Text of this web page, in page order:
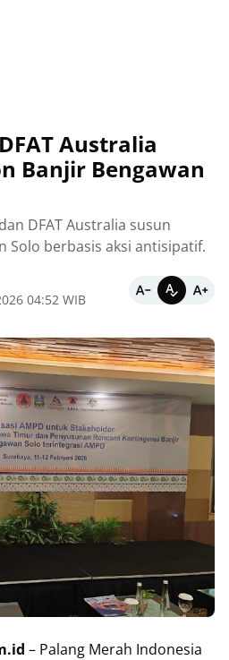
Australia
Banjir Bengawan
DFAT Australia susun
Solo berbasis aksi antisipatif.
04:52 WIB
– Palang Merah Indonesia